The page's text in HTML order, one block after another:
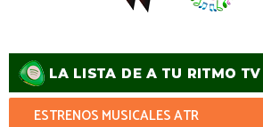
ESTRENOS MUSICALES ATR